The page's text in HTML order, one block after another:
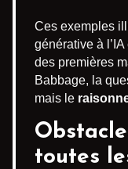
Ces exemples
générative à l’IA
des premières
Babbage, la
mais le
toutes